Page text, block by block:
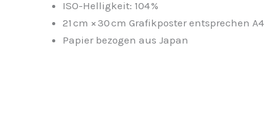
ISO-Helligkeit: 104 %
21 cm × 30 cm Grafikposter entsprechen A4
Papier bezogen aus Japan